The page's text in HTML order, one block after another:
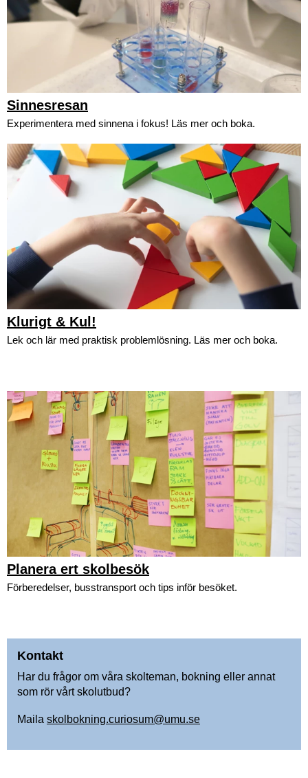
Sinnesresan
Experimentera med sinnena i fokus! Läs mer och boka.
Klurigt & Kul!
Lek och lär med praktisk problemlösning. Läs mer och boka.
Planera ert skolbesök
Förberedelser, busstransport och tips inför besöket.
Kontakt
Har du frågor om våra skolteman, bokning eller annat
som rör vårt skolutbud?
Maila skolbokning.curiosum@umu.se